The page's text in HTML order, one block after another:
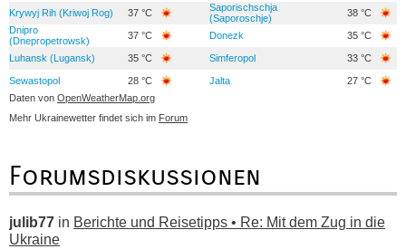
Krywyj Rih (Kriwoj Rog) 37 °C
Saporischschja
(Saporoschje)
38 °C
Dnipro
(Dnepropetrowsk)
37 °C Donezk 35 °C
Luhansk (Lugansk) 35 °C Simferopol 33 °C
Sewastopol 28 °C Jalta
27 °C
Daten von OpenWeatherMap.org
Mehr Ukrainewetter findet sich im Forum
Forumsdiskussionen
julib77 in Berichte und Reisetipps • Re: Mit dem Zug in die
Ukraine